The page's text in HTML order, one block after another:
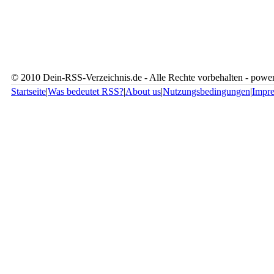
© 2010 Dein-RSS-Verzeichnis.de - Alle Rechte vorbehalten -
Startseite|Was bedeutet RSS?|About us|Nutzungsbedingungen|